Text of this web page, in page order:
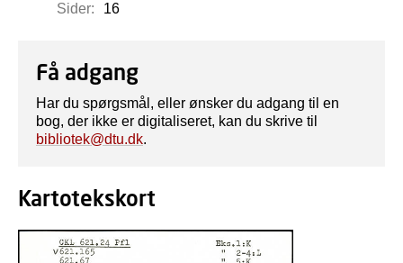
Sider:
16
Få adgang
Har du spørgsmål, eller ønsker du adgang til en
bog, der ikke er digitaliseret, kan du skrive til
bibliotek@dtu.dk.
Kartotekskort